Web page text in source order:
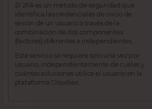
El 2FA es un método de seguridad que
identifica las credenciales de inicio de
sesión de un usuario a través de la
combinación de dos componentes
(factores) diferentes e independientes.
Este servicio se requiere solo una vez por
usuario, independientemente de cuáles y
cuántas soluciones utilice el usuario en la
plataforma Cloudiax.